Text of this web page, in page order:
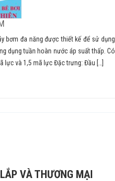
đa năng được thiết kế để sử dụng
dụng tuần hoàn nước áp suất thấp. Có
lực và 1,5 mã lực Đặc trưng: Đầu […]
VÀ THƯƠNG MẠI